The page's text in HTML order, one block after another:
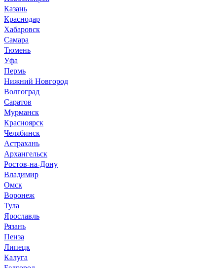
Казань
Краснодар
Хабаровск
Самара
Тюмень
Уфа
Пермь
Нижний Новгород
Волгоград
Саратов
Мурманск
Красноярск
Челябинск
Астрахань
Архангельск
Ростов-на-Дону
Владимир
Омск
Воронеж
Тула
Ярославль
Рязань
Пенза
Липецк
Калуга